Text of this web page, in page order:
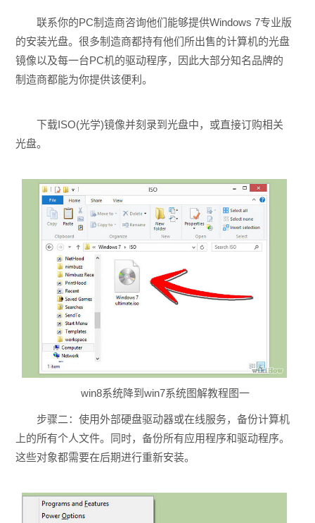
联系你的PC制造商咨询他们能够提供Windows 7专业版
的安装光盘。很多制造商都持有他们所出售的计算机的光盘
镜像以及每一台PC机的驱动程序，因此大部分知名品牌的
制造商都能为你提供该便利。
下载ISO(光学)镜像并刻录到光盘中，或直接订购相关
光盘。
win8系统降到win7系统图解教程图一
步骤二：使用外部硬盘驱动器或在线服务，备份计算机
上的所有个人文件。同时，备份所有应用程序和驱动程序。
这些对象都需要在后期进行重新安装。